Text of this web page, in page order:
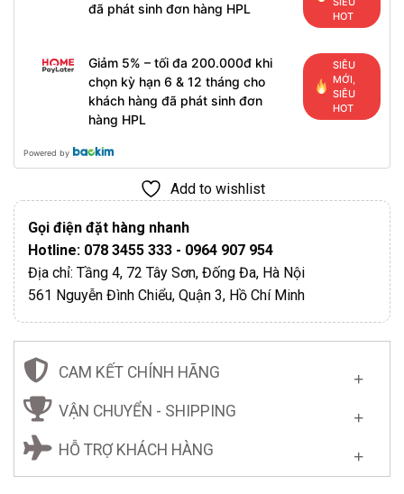
đã phát sinh đơn hàng HPL
HOT
Giảm 5% – tối đa 200.000đ khi
chọn kỳ hạn 6 & 12 tháng cho
khách hàng đã phát sinh đơn
hàng HPL
SIÊU
MỚI,
SIÊU
HOT
Powered by
Add to wishlist
Gọi điện đặt hàng nhanh
Hotline: 078 3455 333 - 0964 907 954
Địa chỉ: Tầng 4, 72 Tây Sơn, Đống Đa, Hà Nội
561 Nguyễn Đình Chiểu, Quận 3, Hồ Chí Minh
CAM KẾT CHÍNH HÃNG
VẬN CHUYỂN - SHIPPING
HỖ TRỢ KHÁCH HÀNG